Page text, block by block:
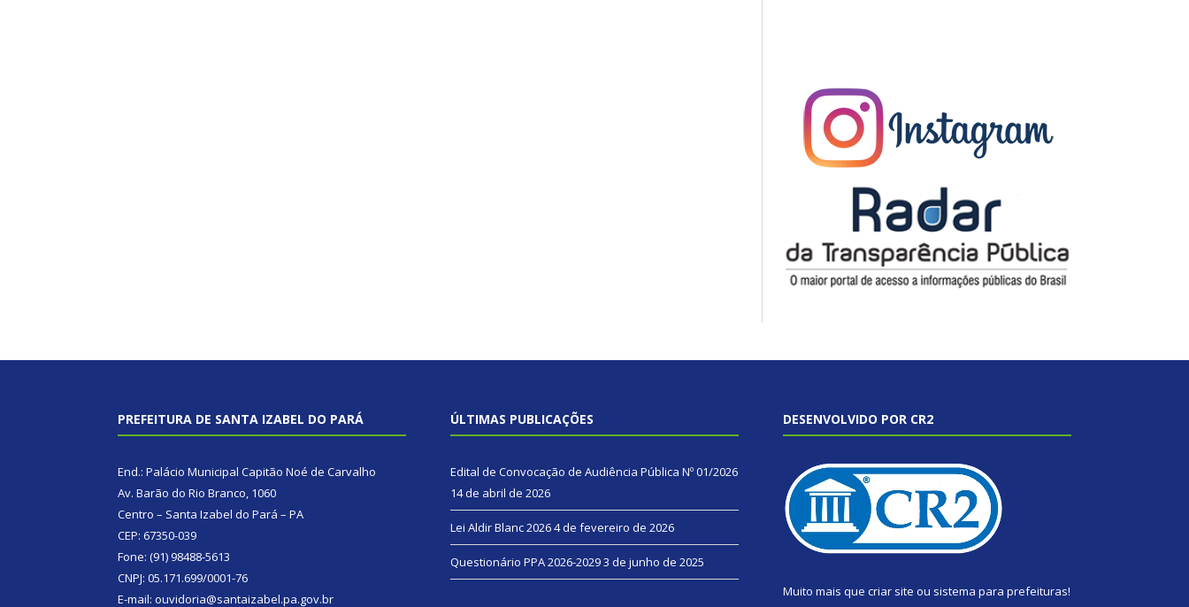
PREFEITURA DE SANTA IZABEL DO PARÁ
End.: Palácio Municipal Capitão Noé de Carvalho
Av. Barão do Rio Branco, 1060
Centro – Santa Izabel do Pará – PA
CEP: 67350-039
Fone: (91) 98488-5613
CNPJ: 05.171.699/0001-76
E-mail: ouvidoria@santaizabel.pa.gov.br
ÚLTIMAS PUBLICAÇÕES
Edital de Convocação de Audiência Pública Nº 01/2026
14 de abril de 2026
Lei Aldir Blanc 20264 de fevereiro de 2026
Questionário PPA 2026-20293 de junho de 2025
DESENVOLVIDO POR CR2
Muito mais que criar site ou sistema para prefeituras!